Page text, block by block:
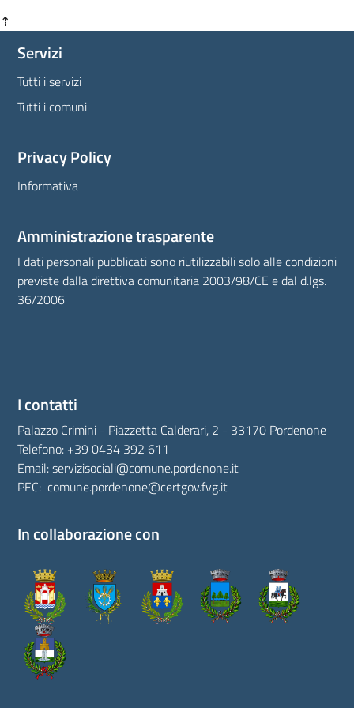
⇡
Servizi
Tutti i servizi
Tutti i comuni
Privacy Policy
Informativa
Amministrazione trasparente
I dati personali pubblicati sono riutilizzabili solo alle condizioni
previste dalla direttiva comunitaria 2003/98/CE e dal d.lgs.
36/2006
I contatti
Palazzo Crimini - Piazzetta Calderari, 2 - 33170 Pordenone
Telefono: +39 0434 392 611
Email:servizisociali@comune.pordenone.it
PEC: comune.pordenone@certgov.fvg.it
In collaborazione con